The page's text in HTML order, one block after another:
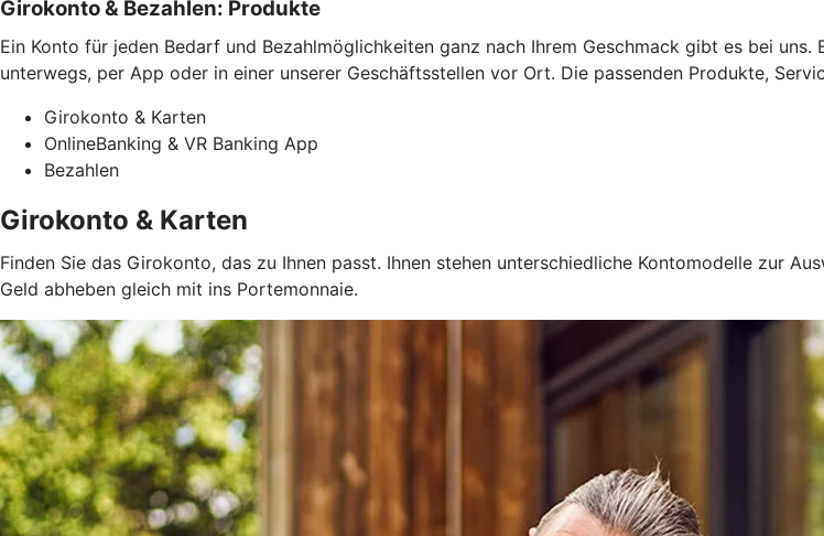
Girokonto & Bezahlen: Produkte
Ein Konto für jeden Bedarf und Bezahlmöglichkeiten ganz nach Ihrem Geschmack gibt es bei
unterwegs, per App oder in einer unserer Geschäftsstellen vor Ort. Die passenden Produkte,
Girokonto & Karten
OnlineBanking & VR Banking App
Bezahlen
Girokonto & Karten
Finden Sie das Girokonto, das zu Ihnen passt. Ihnen stehen unterschiedliche Kontomodelle zur
Geld abheben gleich mit ins Portemonnaie.